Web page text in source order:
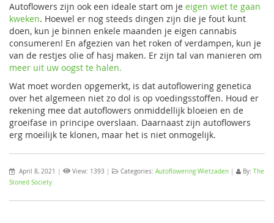
Autoflowers zijn ook een ideale start om je eigen wiet te gaan
kweken. Hoewel er nog steeds dingen zijn die je fout kunt
doen, kun je binnen enkele maanden je eigen cannabis
consumeren! En afgezien van het roken of verdampen, kun je
van de restjes olie of hasj maken. Er zijn tal van manieren om
meer uit uw oogst te halen.
Wat moet worden opgemerkt, is dat autoflowering genetica
over het algemeen niet zo dol is op voedingsstoffen. Houd er
rekening mee dat autoflowers onmiddellijk bloeien en de
groeifase in principe overslaan. Daarnaast zijn autoflowers
erg moeilijk te klonen, maar het is niet onmogelijk.
April 8, 2021 View: 1393 Categories: Autoflowering Wietzaden By: The
Stoned Society